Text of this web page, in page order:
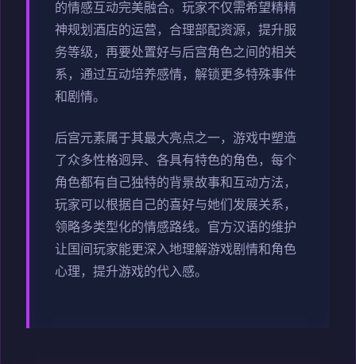
的情感互动完美融合。玩家不仅需希望精精
神规划酒店的运营，合理部配资源，提升服
务等级，再要处置好与后宫角色之间的相关
系，通过互动培养感情，解锁更多特殊事件
和剧情。
后宫元素属于其最大亮点之一，游戏中塑造
了众多性格迥异、各具有特色的角色，每个
角色都有自己独特的背景故事和互动方法，
玩家可以根据自己的喜好与她们发展关系，
领略多类型化的情感路线。官方汉语的维护
让国间玩家能更深入地理解游戏剧情和角色
心理，提升游戏的代入感。